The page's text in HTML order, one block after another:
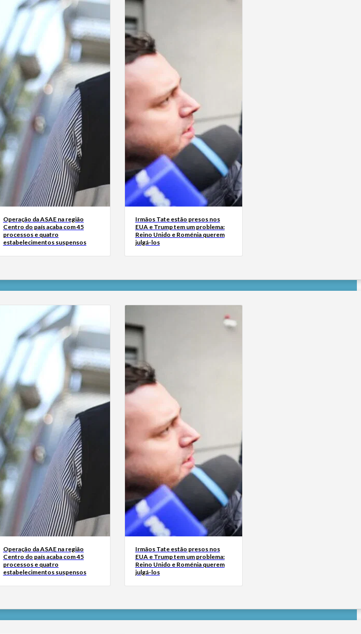
Operação da ASAE na região
Centro do país acaba com 45
processos e quatro
estabelecimentos suspensos
Irmãos Tate estão presos nos
EUA e Trump tem um problema:
Reino Unido e Roménia querem
julgá-los
Operação da ASAE na região
Centro do país acaba com 45
processos e quatro
estabelecimentos suspensos
Irmãos Tate estão presos nos
EUA e Trump tem um problema:
Reino Unido e Roménia querem
julgá-los